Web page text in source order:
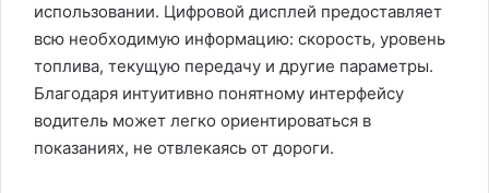
использовании. Цифровой дисплей предоставляет
всю необходимую информацию: скорость, уровень
топлива, текущую передачу и другие параметры.
Благодаря интуитивно понятному интерфейсу
водитель может легко ориентироваться в
показаниях, не отвлекаясь от дороги.